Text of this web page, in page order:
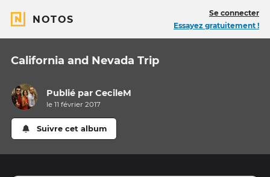
NOTOS
Se connecter
Essayez gratuitement !
California and Nevada Trip
Publié parCecileM
le 11 février 2017
Suivre cet album